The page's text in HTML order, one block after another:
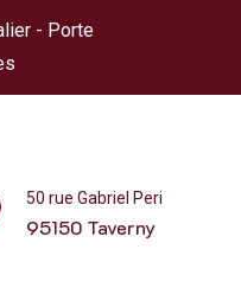
- Porte
50 rue Gabriel Peri
95150 Taverny